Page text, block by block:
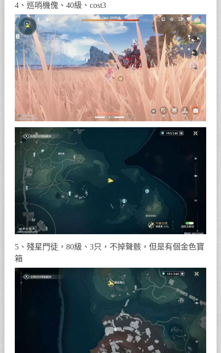
4、巡哨機傀、40級、cost3
5、殘星門徒，80級、3只，不掉聲骸，但是有個金色寶
箱